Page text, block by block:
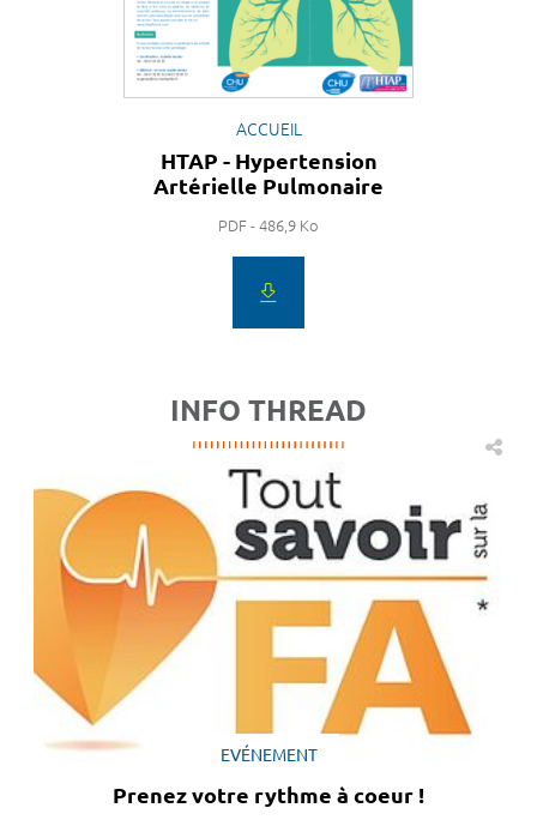
ACCUEIL
HTAP - Hypertension
Artérielle Pulmonaire
PDF - 486,9 Ko
INFO THREAD
EVÉNEMENT
Prenez votre rythme à coeur !